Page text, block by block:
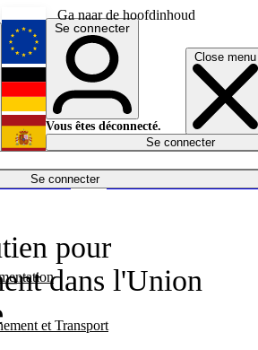
Ga naar de hoofdinhoud
Close menu
Se connecter
et Transport
Économie
English
Deutsch
Español
Se connecter
Vous êtes déconnecté.
Se connecter
pour
dans l'Union